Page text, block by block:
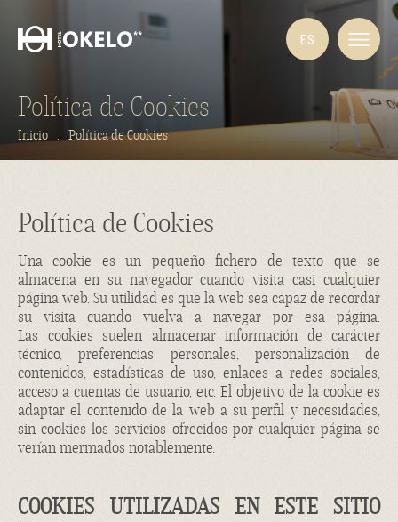
ES
Política de Cookies
Inicio . Política de Cookies
Política de Cookies
Unacookie es un pequeño fichero de texto que se
almacena en su navegador cuando visita casi cualquier
página web. Su utilidad es que la web sea capaz de recordar
su visita cuando vuelva a navegar por esa página.
Las cookies suelen almacenar información de carácter
técnico, preferencias personales, personalización de
contenidos, estadísticas de uso, enlaces a redes sociales,
acceso a cuentas de usuario, etc. El objetivo de la cookie es
adaptar el contenido de la web a su perfil y necesidades,
sincookies los servicios ofrecidos por cualquier página se
verían mermados notablemente.
COOKIES UTILIZADAS EN ESTE SITIO